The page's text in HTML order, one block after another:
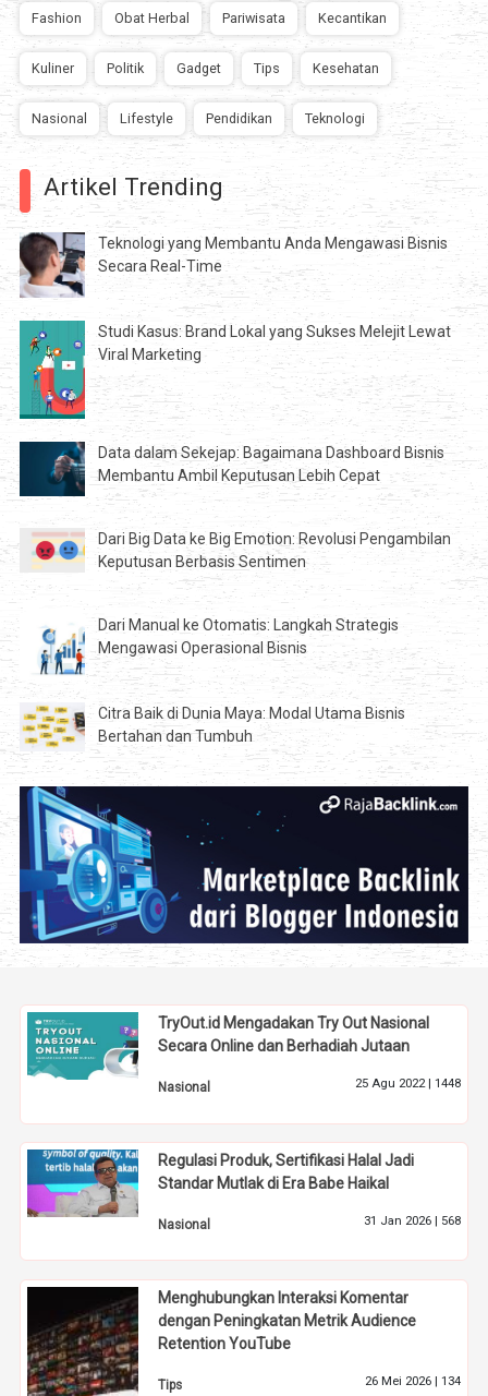
Fashion Obat Herbal Pariwisata Kecantikan
Kuliner Politik Gadget Tips Kesehatan
Nasional Lifestyle Pendidikan Teknologi
Artikel Trending
Teknologi yang Membantu Anda Mengawasi Bisnis
Secara Real-Time
Studi Kasus: Brand Lokal yang Sukses Melejit Lewat
Viral Marketing
Data dalam Sekejap: Bagaimana Dashboard Bisnis
Membantu Ambil Keputusan Lebih Cepat
Dari Big Data ke Big Emotion: Revolusi Pengambilan
Keputusan Berbasis Sentimen
Dari Manual ke Otomatis: Langkah Strategis
Mengawasi Operasional Bisnis
Citra Baik di Dunia Maya: Modal Utama Bisnis
Bertahan dan Tumbuh
TryOut.id Mengadakan Try Out Nasional
Secara Online dan Berhadiah Jutaan
Nasional 25 Agu 2022 | 1448
Regulasi Produk, Sertifikasi Halal Jadi
Standar Mutlak di Era Babe Haikal
Nasional 31 Jan 2026 | 568
Menghubungkan Interaksi Komentar
dengan Peningkatan Metrik Audience
Retention YouTube
Tips 26 Mei 2026 | 134